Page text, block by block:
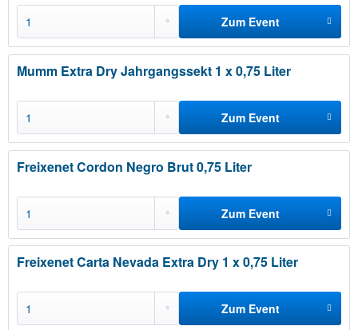
Zum Event
hinzufügen
Mumm Extra Dry Jahrgangssekt 1 x 0,75 Liter
Zum Event
hinzufügen
Freixenet Cordon Negro Brut 0,75 Liter
Zum Event
hinzufügen
Freixenet Carta Nevada Extra Dry 1 x 0,75 Liter
Zum Event